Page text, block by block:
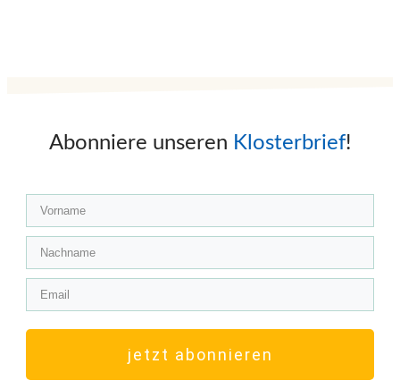
Abonniere unseren Klosterbrief!
jetzt abonnieren